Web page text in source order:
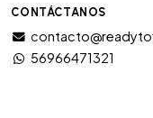
CONTÁCTANOS
56966471321